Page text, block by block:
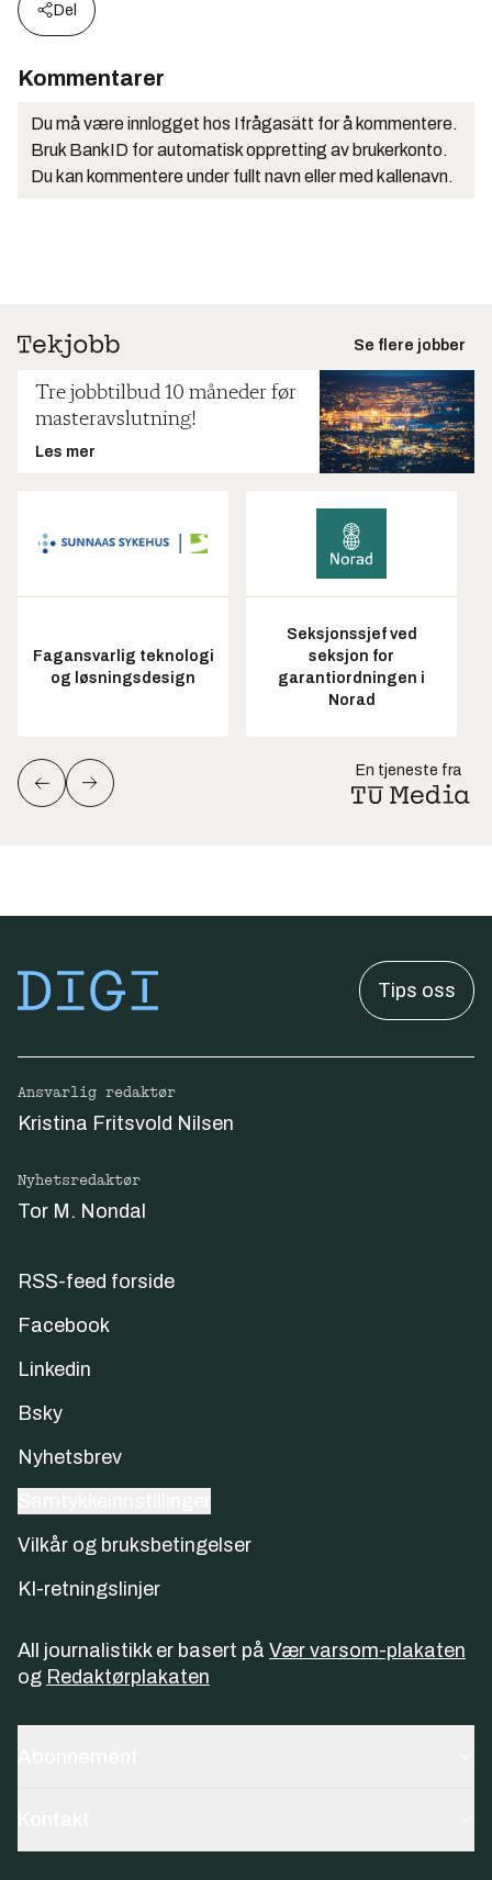
Del
Kommentarer
Du må være innlogget hos Ifrågasätt for å kommentere.
Bruk BankID for automatisk oppretting av brukerkonto.
Du kan kommentere under fullt navn eller med kallenavn.
Se flere jobber
Tre jobbtilbud 10 måneder før
masteravslutning!
Les mer
Fagansvarlig teknologi
og løsningsdesign
Seksjonssjef ved
seksjon for
garantiordningen i
Norad
En tjeneste fra
Tips oss
Ansvarlig redaktør
Kristina Fritsvold Nilsen
Nyhetsredaktør
Tor M. Nondal
RSS-feed forside
Facebook
Linkedin
Bsky
Nyhetsbrev
Vilkår og bruksbetingelser
KI-retningslinjer
All journalistikk er basert på Vær varsom-plakaten
og Redaktørplakaten